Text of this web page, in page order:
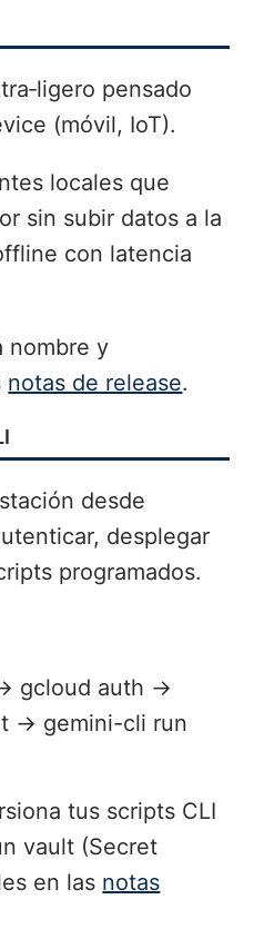
pensado
(móvil, IoT).
locales que
sin subir datos a la
con latencia
nombre y
notas de release.
desde
desplegar
programados.
gcloud auth →
→ gemini-cli run
tus scripts CLI
vault (Secret
en las notas